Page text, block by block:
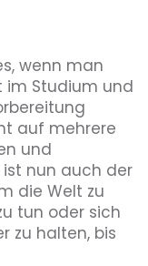
wenn man
im Studium und
auf mehrere
und
nun auch der
die Welt zu
tun oder sich
zu halten, bis